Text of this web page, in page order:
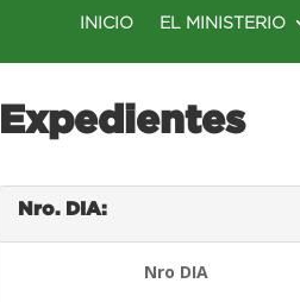
INICIO EL MINISTERIO
Expedientes
Nro. DIA:
Nro DIA